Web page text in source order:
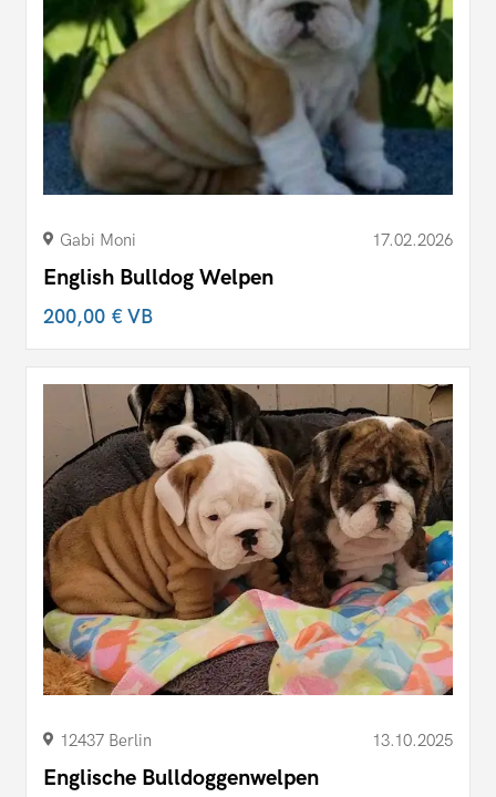
Gabi Moni 17.02.2026
English Bulldog Welpen
200,00 €VB
12437 Berlin 13.10.2025
Englische Bulldoggenwelpen